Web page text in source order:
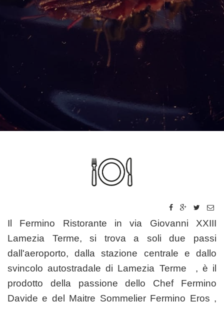
Il Fermino Ristorante in via Giovanni XXIII
Lamezia Terme, si trova a soli due passi
dall'aeroporto, dalla stazione centrale e dallo
svincolo autostradale di Lamezia Terme , è il
prodotto della passione dello Chef Fermino
Davide e del Maitre Sommelier Fermino Eros ,